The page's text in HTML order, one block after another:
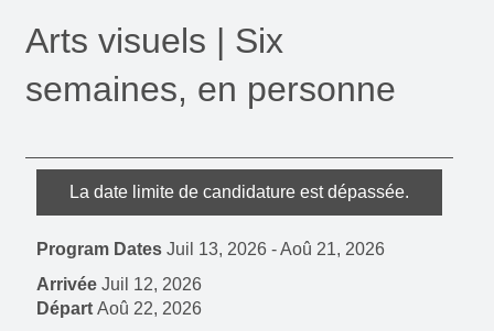
Arts visuels | Six
semaines, en personne
La date limite de candidature est dépassée.
Program Dates Juil 13, 2026 -Aoû 21, 2026
Arrivée Juil 12, 2026
Départ Aoû 22, 2026